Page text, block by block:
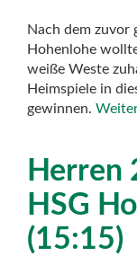
Nach dem zuvor
Hohenlohe
weiße Weste
Heimspiele in
gewinnen.
Herren
HSG
(15:15)